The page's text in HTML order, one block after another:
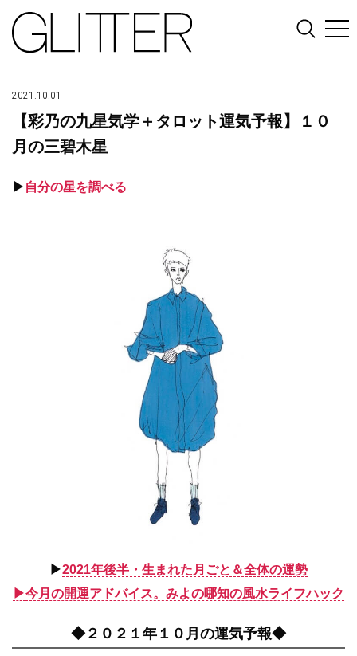
2021.10.01
【彩乃の九星気学＋タロット運気予報】１０
月の三碧木星
▶︎ 自分の星を調べる
▶︎2021年後半・生まれた月ごと＆全体の運勢
▶︎今月の開運アドバイス。みよの哪知の風水ライフハック
◆２０２１年１０月の運気予報◆